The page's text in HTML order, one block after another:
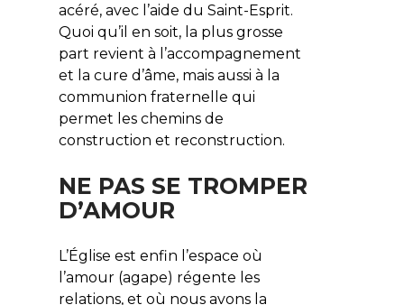
acéré, avec l’aide du Saint-Esprit.
Quoi qu’il en soit, la plus grosse
part revient à l’accompagnement
et la cure d’âme, mais aussi à la
communion fraternelle qui
permet les chemins de
construction et reconstruction.
NE PAS SE TROMPER
D’AMOUR
L’Église est enfin l’espace où
l’amour (agape) régente les
relations, et où nous avons la